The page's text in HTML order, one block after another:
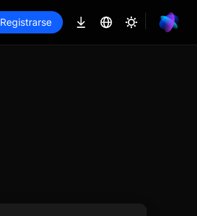
Registrarse